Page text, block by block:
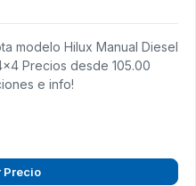
modelo Hilux Manual Diesel
Precios desde 105.00
e info!
Precio